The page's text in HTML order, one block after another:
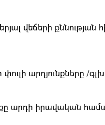
վեճերի
արդյունքները /
արդի իրավական